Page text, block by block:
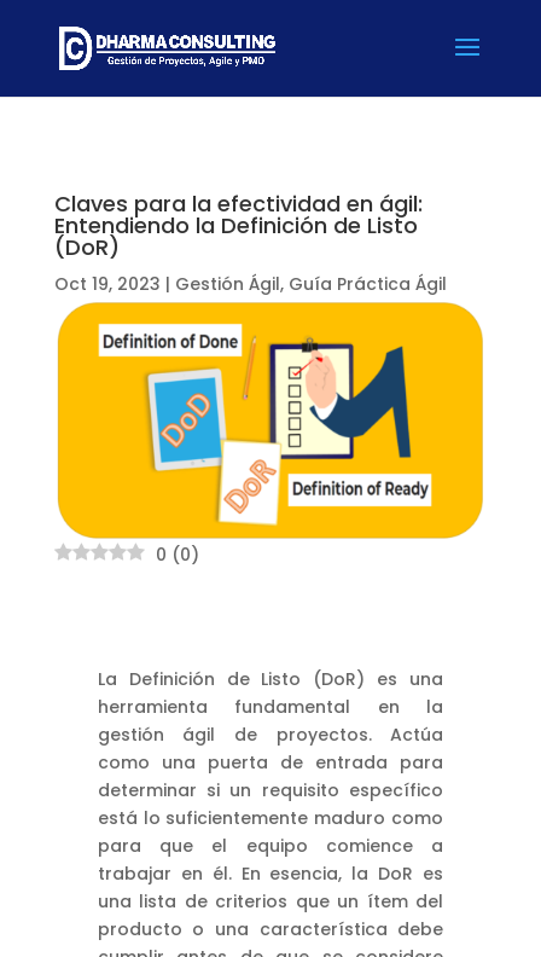
Claves para la efectividad en ágil:
Entendiendo la Definición de Listo
(DoR)
Oct 19, 2023 | Gestión Ágil, Guía Práctica Ágil
0 (0)
La Definición de Listo (DoR) es una
herramienta fundamental en la
gestión ágil de proyectos. Actúa
como una puerta de entrada para
determinar si un requisito específico
está lo suficientemente maduro como
para que el equipo comience a
trabajar en él. En esencia, la DoR es
una lista de criterios que un ítem del
producto o una característica debe